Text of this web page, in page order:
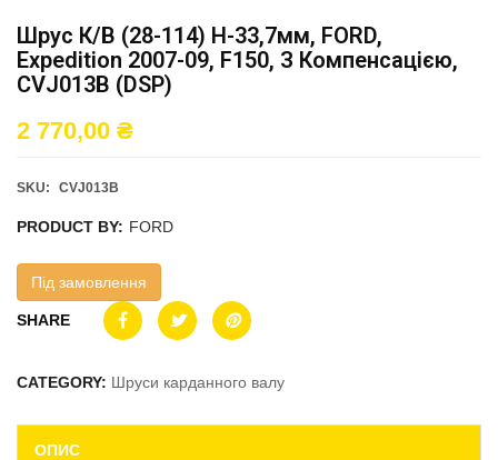
Шрус К/в (28-114) H-33,7мм, FORD,
Expedition 2007-09, F150, З Компенсацією,
CVJ013B (DSP)
2 770,00 ₴
SKU: CVJ013B
PRODUCT BY: FORD
Під замовлення
SHARE
CATEGORY: Шруси карданного валу
ОПИС